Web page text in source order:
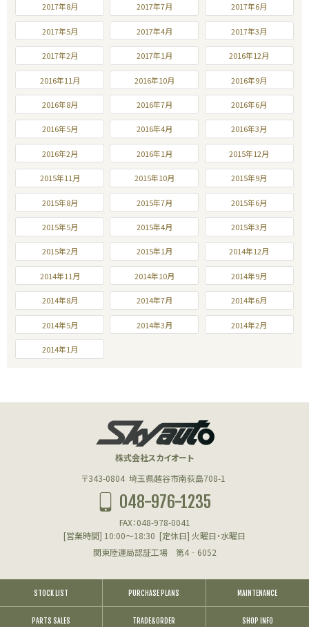
2017年8月 2017年7月 2017年6月
2017年5月 2017年4月 2017年3月
2017年2月 2017年1月 2016年12月
2016年11月 2016年10月 2016年9月
2016年8月 2016年7月 2016年6月
2016年5月 2016年4月 2016年3月
2016年2月 2016年1月 2015年12月
2015年11月 2015年10月 2015年9月
2015年8月 2015年7月 2015年6月
2015年5月 2015年4月 2015年3月
2015年2月 2015年1月 2014年12月
2014年11月 2014年10月 2014年9月
2014年8月 2014年7月 2014年6月
2014年5月 2014年3月 2014年2月
2014年1月
株式会社スカイオート
〒343-0804 埼玉県越谷市南荻島708-1
048-976-1235
FAX：048-978-0041
[営業時間] 10:00～18:30 [定休日] 火曜日・水曜日
関東陸運局認証工場 第4‐6052
STOCK LIST PURCHASE PLANS MAINTENANCE
PARTS SALES TRADE&ORDER SHOP INFO